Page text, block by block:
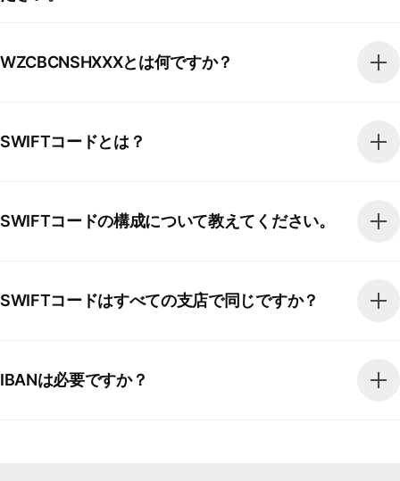
WZCBCNSHXXXとは何ですか？
SWIFTコードとは？
SWIFTコードの構成について教えてください。
SWIFTコードはすべての支店で同じですか？
IBANは必要ですか？